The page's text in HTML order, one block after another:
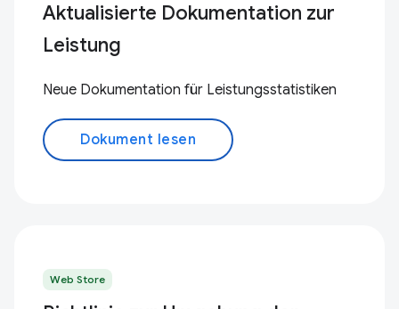
Aktualisierte Dokumentation zur
Leistung
Neue Dokumentation für Leistungsstatistiken
Dokument lesen
Web Store